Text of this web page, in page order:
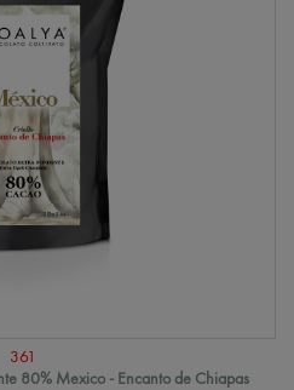
361
80% Mexico - Encanto de Chiapas